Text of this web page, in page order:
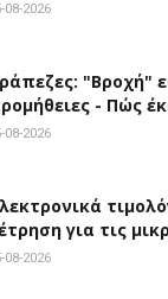
08-2026
"Βροχή"
- Πώς
08-2026
για τις
08-2026